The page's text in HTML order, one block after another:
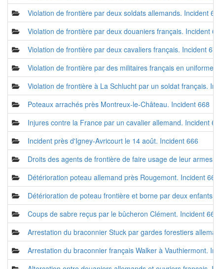
Violation de frontière par deux soldats allemands. Incident
Violation de frontière par deux douaniers français. Incident
Violation de frontière par deux cavaliers français. Incident 670
Violation de frontière par des militaires français en uniforme.
Violation de frontière à La Schlucht par un soldat français.
Poteaux arrachés près Montreux-le-Château. Incident 668
Injures contre la France par un cavalier allemand. Incident
Incident près d'Igney-Avricourt le 14 août. Incident 666
Droits des agents de frontière de faire usage de leur armes.
Détérioration poteau allemand près Rougemont. Incident 665
Détérioration de poteau frontière et borne par deux enfants.
Coups de sabre reçus par le bûcheron Clément. Incident 663
Arrestation du braconnier Stuck par gardes forestiers
Arrestation du braconnier français Walker à Vauthiermont.